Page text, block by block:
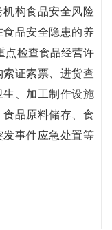
构食品安全风险
品安全隐患的养
点检查食品经营许
证索票、进货查
、加工制作设施
品原料储存、食
事件应急处置等